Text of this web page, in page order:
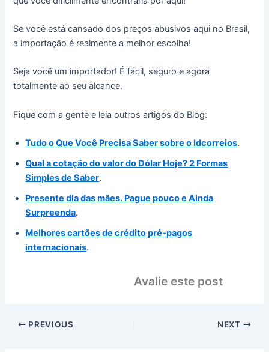
Se você está cansado dos preços abusivos aqui no Brasil,
a importação é realmente a melhor escolha!
Seja você um importador! É fácil, seguro e agora
totalmente ao seu alcance.
Fique com a gente e leia outros artigos do Blog:
Tudo o Que Você Precisa Saber sobre o Idcorreios.
Qual a cotação do valor do Dólar Hoje? 2 Formas
Simples de Saber.
Presente dia das mães. Pague pouco e Ainda
Surpreenda.
Melhores cartões de crédito pré-pagos
internacionais.
Avalie este post
PREVIOUS NEXT